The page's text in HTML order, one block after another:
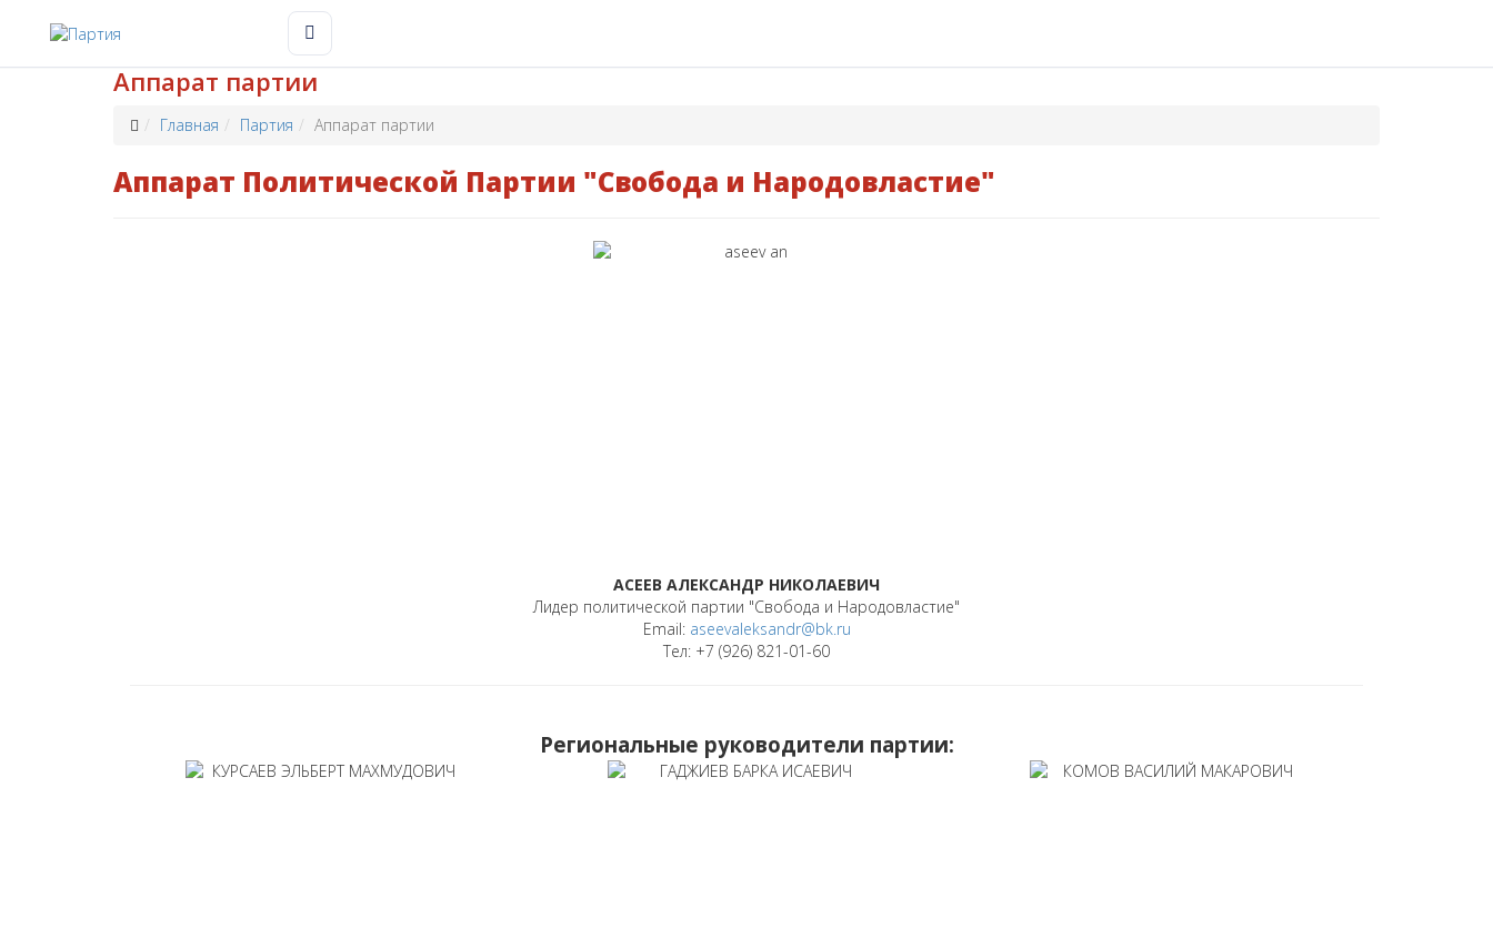
Аппарат партии
Главная Партия Аппарат партии
Аппарат Политической Партии "Свобода и Народовластие"
АСЕЕВ АЛЕКСАНДР НИКОЛАЕВИЧ
Лидер политической партии "Свобода и Народовластие"
Email: aseevaleksandr@bk.ru
Тел: +7 (926) 821-01-60
Региональные руководители партии: